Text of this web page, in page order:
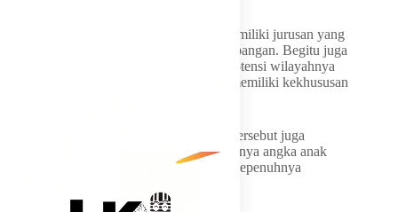
“Daerah pertambangan misalnya harus memiliki jurusan yang
relevan dengan kebutuhan industri pertambangan. Begitu juga
daerah lain harus menyesuaikan dengan potensi wilayahnya
masing-masing sehingga ada SMK yang memiliki kekhususan
Selain masalah kualitas pendidikan, rapat tersebut juga
mengungkap persoalan serius terkait tingginya angka anak
putus sekolah di NTB yang dinilai belum sepenuhnya